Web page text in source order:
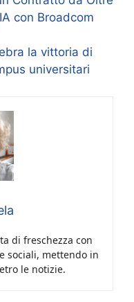
con Broadcom
la vittoria di
universitari
di freschezza con
sociali, mettendo in
le notizie.